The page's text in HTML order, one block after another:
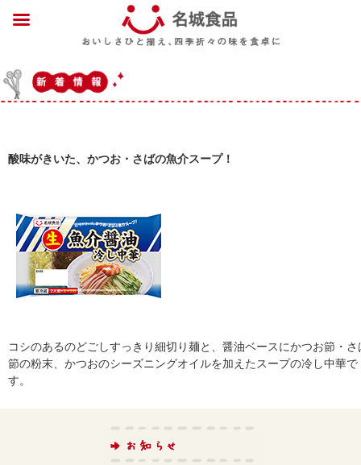
酸味がきいた、かつお・さばの魚介スープ！
コシのあるのどごしすっきり細切り麺と、醤油ベースにかつお節・さ
節の粉末、かつおのシーズニングオイルを加えたスープの冷し中華で
す。